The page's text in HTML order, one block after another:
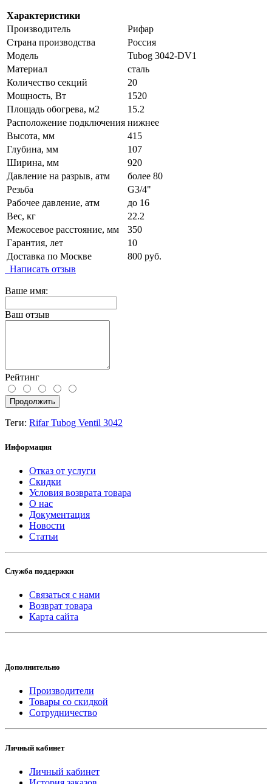
Характеристики
Производитель
Рифар
Страна производства
Россия
Модель
Tubog 3042-DV1
Материал
сталь
Количество секций
20
Мощность, Вт
1520
Площадь обогрева, м2
15.2
Расположение подключения нижнее
Высота, мм
415
Глубина, мм
107
Ширина, мм
920
Давление на разрыв, атм
более 80
Резьба
G3/4"
Рабочее давление, атм
до 16
Вес, кг
22.2
Межосевое расстояние, мм
350
Гарантия, лет
10
Доставка по Москве
800 руб.
Написать отзыв
Ваше имя:
Ваш отзыв
Рейтинг
Продолжить
Теги: Rifar Tubog Ventil 3042
Информация
Отказ от услуги
Скидки
Условия возврата товара
О нас
Документация
Новости
Статьи
Служба поддержки
Связаться с нами
Возврат товара
Карта сайта
Дополнительно
Производители
Товары со скидкой
Сотрудничество
Личный кабинет
Личный кабинет